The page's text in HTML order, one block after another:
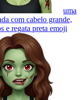
uma
com cabelo grande,
e regata preta emoji